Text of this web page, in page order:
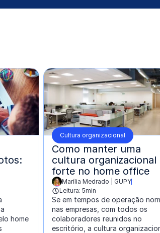
home
Cultura organizacional
Como manter uma
cultura organizacional
forte no home office
escrito por:
Marília Medrado | GUPY
Leitura: 5min
Se em tempos de operação
nas empresas, com todos os
colaboradores reunidos no
escritório, a cultura